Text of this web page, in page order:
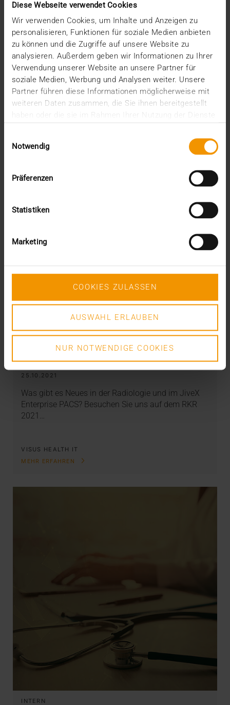
Diese Webseite verwendet Cookies
Wir verwenden Cookies, um Inhalte und Anzeigen zu
personalisieren, Funktionen für soziale Medien anbieten
zu können und die Zugriffe auf unsere Website zu
analysieren. Außerdem geben wir Informationen zu Ihrer
Verwendung unserer Website an unsere Partner für
soziale Medien, Werbung und Analysen weiter. Unsere
Partner führen diese Informationen möglicherweise mit
weiteren Daten zusammen, die Sie ihnen bereitgestellt
haben oder die sie im Rahmen Ihrer Nutzung der Dienste
Notwendig
Präferenzen
Statistiken
Marketing
COOKIES ZULASSEN
AUSWAHL ERLAUBEN
NUR NOTWENDIGE COOKIES
02.11.2021
Mit rund 8.000 Mitarbeitenden weltweit vereint die
CompuGroup Medical (CGM) extrem viel Know-how
in…
VISUS HEALTH IT
MEHR ERFAHREN
EVENTS
RadiologieKongress Ruhr 2021
25.10.2021
Was gibt es Neues in der Radiologie und im JiveX
Enterprise PACS? Besuchen Sie uns auf dem RKR
2021…
VISUS HEALTH IT
MEHR ERFAHREN
INTERN